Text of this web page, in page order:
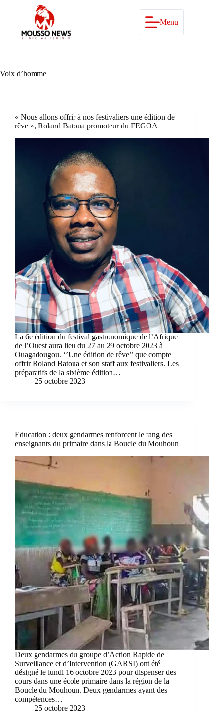
Menu
Voix d’homme
« Nous allons offrir à nos festivaliers une édition de
rêve », Roland Batoua promoteur du FEGOA
La 6e édition du festival gastronomique de l’Afrique
de l’Ouest aura lieu du 27 au 29 octobre 2023 à
Ouagadougou. ‘’Une édition de rêve’’ que compte
offrir Roland Batoua et son staff aux festivaliers. Les
préparatifs de la sixième édition…
25 octobre 2023
Education : deux gendarmes renforcent le rang des
enseignants du primaire dans la Boucle du Mouhoun
Deux gendarmes du groupe d’Action Rapide de
Surveillance et d’Intervention (GARSI) ont été
désigné le lundi 16 octobre 2023 pour dispenser des
cours dans une école primaire dans la région de la
Boucle du Mouhoun. Deux gendarmes ayant des
compétences…
25 octobre 2023